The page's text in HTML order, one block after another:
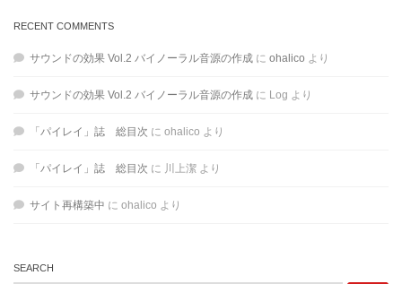
RECENT COMMENTS
サウンドの効果 Vol.2 バイノーラル音源の作成 に ohalico より
サウンドの効果 Vol.2 バイノーラル音源の作成 に Log より
「パイレイ」誌 総目次 に ohalico より
「パイレイ」誌 総目次 に 川上潔 より
サイト再構築中 に ohalico より
SEARCH